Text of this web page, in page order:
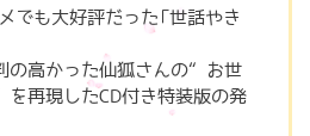
でも大好評だった「世話やき
の高かった仙狐さんの“お世
再現したCD付き特装版の発